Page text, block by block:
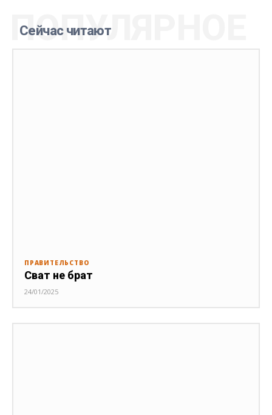
Сейчас читают
ПОПУЛЯРНОЕ
ПРАВИТЕЛЬСТВО
Сват не брат
24/01/2025